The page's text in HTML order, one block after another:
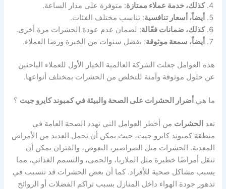
كذلك، خدمة عملاء ممتازة: متوفرة على مدار الساعة.
أيضاً، أسعار تنافسية: تناسب مختلف الفئات.
كذلك، ضمانات فعّالة: لضمان عدم عودة الحشرات مرة أخرى.
أيضاً، سمعة موثوقة: بفضل سنوات من الخبرة ورضا العملاء.
هذه العوامل جعلت الشركة العالمية الخيار الأول للعملاء الباحثين
عن حلول موثوقة وآمنة للتخلص من الحشرات بمختلف أنواعها.
ما هي أضرار الحشرات على الصحة والبيئة في كمبوند كايرو جيت ؟
تعد الحشرات من أخطر العوامل التي تهدد الصحة العامة في
منطقة كمبوند كايرو جيت، حيث يمكن أن تحمل العديد من الأمراض
المعدية. الحشرات مثل الصراصير، البعوض، والفئران يمكن أن
تنقل أمراضًا خطيرة مثل الملاريا، والحمى، والتسمم الغذائي، مما
يسبب مشاكل صحية للأفراد. كما أن بعض الحشرات قد تتسبب في
تدهور جودة الهواء داخل المنازل بسبب تراكم الفضلات أو الروائح